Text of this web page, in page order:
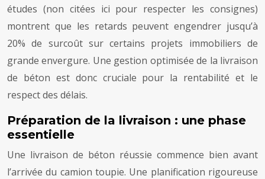
études (non citées ici pour respecter les consignes)
montrent que les retards peuvent engendrer jusqu’à
20% de surcoût sur certains projets immobiliers de
grande envergure. Une gestion optimisée de la livraison
de béton est donc cruciale pour la rentabilité et le
respect des délais.
Préparation de la livraison : une phase
essentielle
Une livraison de béton réussie commence bien avant
l’arrivée du camion toupie. Une planification rigoureuse